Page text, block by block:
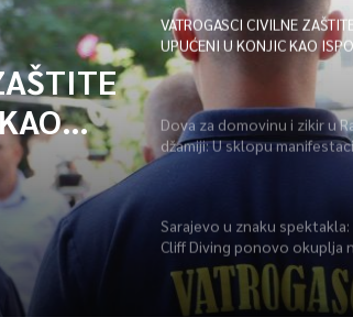
VATROGASCI CIVILNE
UPUĆENI U KONJIC KAO
GAŠENJU POŽARA
Dova za domovinu i zikir u
džamiji: U sklopu
BiH – Igman 2026“ odana
Sarajevo u znaku spektakla:
Cliff Diving ponovo okuplja
skakače i vrhunsku zabavu